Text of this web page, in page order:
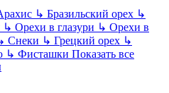
↳ Бразильский орех ↳
↳ Орехи в глазури ↳ Орехи в
Снеки ↳ Грецкий орех ↳
↳ Фисташки Показать все